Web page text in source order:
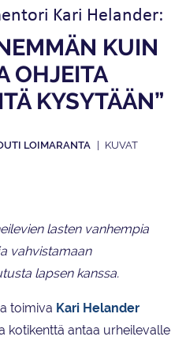
Kari Helander:
KUIN
OHJEITA
KYSYTÄÄN”
LOIMARANTA
lasten vanhempia
vahvistamaan
lapsen kanssa.
toimiva Kari Helander
kotikenttä antaa urheilevalle